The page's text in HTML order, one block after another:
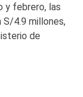
y febrero, las
4.9 millones,
de